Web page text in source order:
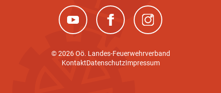
(neues Fenster)(neues Fenster)(neues Fenster)
© 2026 Oö. Landes-Feuerwehrverband
KontaktDatenschutzImpressum